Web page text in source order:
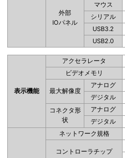
外部
IOパネル
マウス
シリアル
USB3.2
USB2.0
表示機能
アクセラレータ
ビデオメモリ
最大解像度
アナログ
デジタル
コネクタ形
状
アナログ
デジタル
ネットワーク規格
コントローラチップ